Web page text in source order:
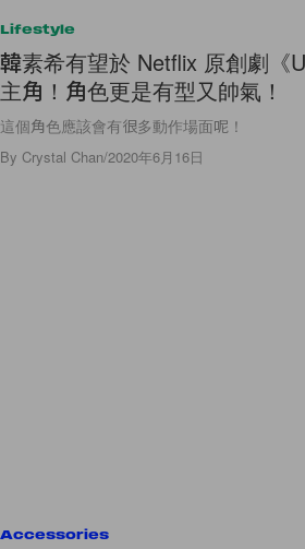
Lifestyle
韓素希有望於 Netflix 原創劇《
主角！角色更是有型又帥氣！
這個角色應該會有很多動作場面呢！
By Crystal Chan/2020年6月16日
Accessories